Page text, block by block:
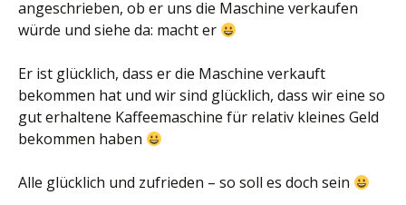
angeschrieben, ob er uns die Maschine verkaufen
würde und siehe da: macht er
Er ist glücklich, dass er die Maschine verkauft
bekommen hat und wir sind glücklich, dass wir eine so
gut erhaltene Kaffeemaschine für relativ kleines Geld
bekommen haben
Alle glücklich und zufrieden – so soll es doch sein